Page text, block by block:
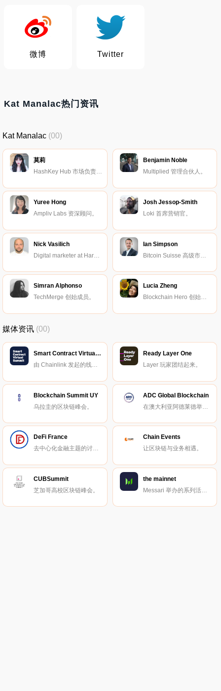
微博 Twitter
Kat Manalac热门资讯
Kat Manalac (00)
莫莉
HashKey Hub 市场负责人。
Benjamin Noble
Multiplied 管理合伙人。
Yuree Hong
Ampliv Labs 资深顾问。
Josh Jessop-Smith
Loki 首席营销官。
Nick Vasilich
Digital marketer at Harmony Protocol.
Ian Simpson
Simran Alphonso
TechMerge 创始成员。
Lucia Zheng
Blockchain Hero 创始合伙人。
媒体资讯 (00)
Smart Contract Virtual Summit
由 Chainlink 发起的线上峰会。
Ready Layer One
Layer 玩家团结起来。
Blockchain Summit UY
乌拉圭的区块链峰会。
ADC Global Blockchain
DeFi France
去中心化金融主题的讨论与交流小组。
Chain Events
让区块链与业务相遇。
CUBSummit
芝加哥高校区块链峰会。
the mainnet